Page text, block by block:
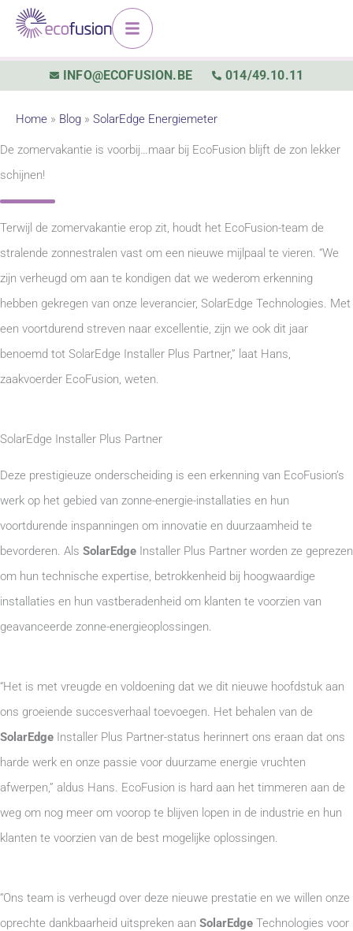
Spring
naar
inhoud
INFO@ECOFUSION.BE 014/49.10.11
Home » Blog » SolarEdge Energiemeter
De zomervakantie is voorbij…maar bij EcoFusion blijft de zon lekker
schijnen!
Terwijl de zomervakantie erop zit, houdt het EcoFusion-team de
stralende zonnestralen vast om een nieuwe mijlpaal te vieren. “We
zijn verheugd om aan te kondigen dat we wederom erkenning
hebben gekregen van onze leverancier, SolarEdge Technologies. Met
een voortdurend streven naar excellentie, zijn we ook dit jaar
benoemd tot SolarEdge Installer Plus Partner,” laat Hans,
zaakvoerder EcoFusion, weten.
SolarEdge Installer Plus Partner
Deze prestigieuze onderscheiding is een erkenning van EcoFusion’s
werk op het gebied van zonne-energie-installaties en hun
voortdurende inspanningen om innovatie en duurzaamheid te
bevorderen. Als SolarEdge Installer Plus Partner worden ze geprezen
om hun technische expertise, betrokkenheid bij hoogwaardige
installaties en hun vastberadenheid om klanten te voorzien van
geavanceerde zonne-energieoplossingen.
“Het is met vreugde en voldoening dat we dit nieuwe hoofdstuk aan
ons groeiende succesverhaal toevoegen. Het behalen van de
SolarEdge Installer Plus Partner-status herinnert ons eraan dat ons
harde werk en onze passie voor duurzame energie vruchten
afwerpen,” aldus Hans. EcoFusion is hard aan het timmeren aan de
weg om nog meer om voorop te blijven lopen in de industrie en hun
klanten te voorzien van de best mogelijke oplossingen.
“Ons team is verheugd over deze nieuwe prestatie en we willen onze
oprechte dankbaarheid uitspreken aan SolarEdge Technologies voor